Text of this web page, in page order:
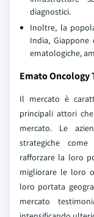
diagnostici.
Inoltre, la
India,
ematologiche,
Emato Oncology
Il mercato è
principali attori
mercato. Le
strategiche
rafforzare la loro
migliorare le loro
loro portata
mercato